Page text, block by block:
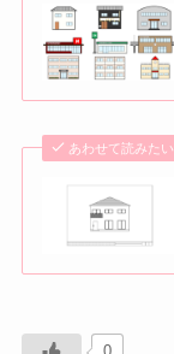
あわせて読みたい